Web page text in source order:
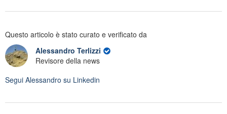
Questo articolo è stato curato e verificato da
Alessandro Terlizzi
Revisore della news
Segui Alessandro su Linkedin